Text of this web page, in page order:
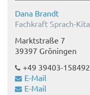
Dana Brandt
Fachkraft Sprach-Kita
Marktstraße 7
39397 Gröningen
+49 39403-158492
E-Mail
E-Mail